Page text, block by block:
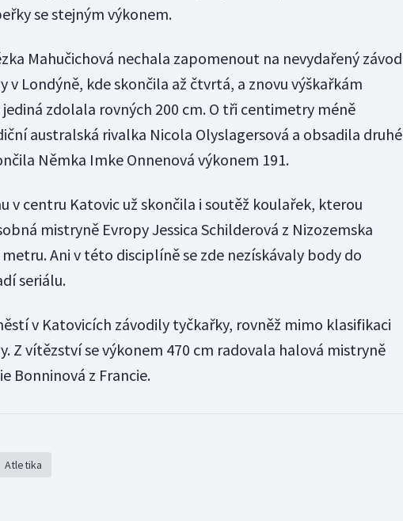
se stejným výkonem.
Mahučichová nechala zapomenout na nevydařený závod
v Londýně, kde skončila až čtvrtá, a znovu výškařkám
zdolala rovných 200 cm. O tři centimetry méně
australská rivalka Nicola Olyslagersová a obsadila druhé
Němka Imke Onnenová výkonem 191.
v centru Katovic už skončila i soutěž koulařek, kterou
mistryně Evropy Jessica Schilderová z Nizozemska
Ani v této disciplíně se zde nezískávaly body do
seriálu.
v Katovicích závodily tyčkařky, rovněž mimo klasifikaci
Z vítězství se výkonem 470 cm radovala halová mistryně
Bonninová z Francie.
Atletika